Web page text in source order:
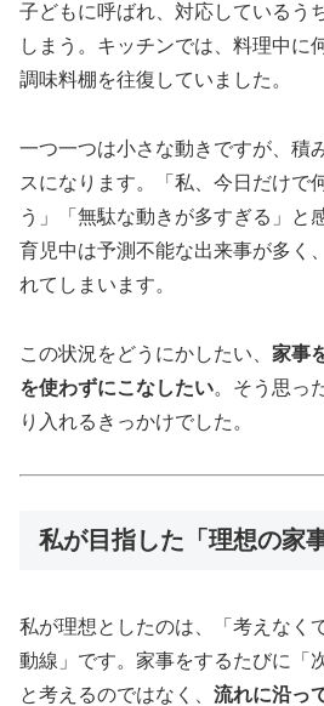
子どもに呼ばれ、対応しているう
しまう。キッチンでは、料理中に
調味料棚を往復していました。
一つ一つは小さな動きですが、積
スになります。「私、今日だけで
う」「無駄な動きが多すぎる」と
育児中は予測不能な出来事が多く
れてしまいます。
この状況をどうにかしたい、 家事
を使わずにこなしたい。そう思っ
り入れるきっかけでした。
私が目指した「理想の家
私が理想としたのは、「考えなく
動線」です。家事をするたびに「
と考えるのではなく、 流れに沿っ